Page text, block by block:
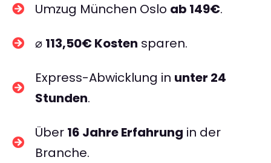
Umzug München Oslo ab 149€.
⌀ 113,50€ Kosten sparen.
Express-Abwicklung in unter 24
Stunden.
Über 16 Jahre Erfahrung in der
Branche.